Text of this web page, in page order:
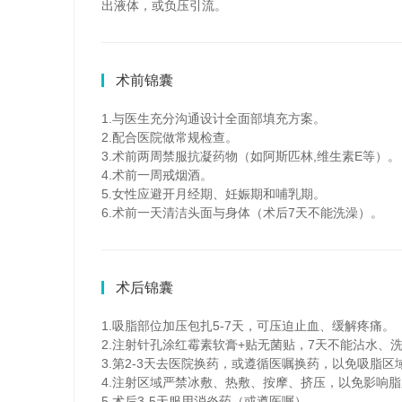
出液体，或负压引流。
术前锦囊
1.与医生充分沟通设计全面部填充方案。
2.配合医院做常规检查。
3.术前两周禁服抗凝药物（如阿斯匹林,维生素E等）。
4.术前一周戒烟酒。
5.女性应避开月经期、妊娠期和哺乳期。
6.术前一天清洁头面与身体（术后7天不能洗澡）。
术后锦囊
1.吸脂部位加压包扎5-7天，可压迫止血、缓解疼痛。
2.注射针孔涂红霉素软膏+贴无菌贴，7天不能沾水、洗
3.第2-3天去医院换药，或遵循医嘱换药，以免吸脂区
4.注射区域严禁冰敷、热敷、按摩、挤压，以免影响脂